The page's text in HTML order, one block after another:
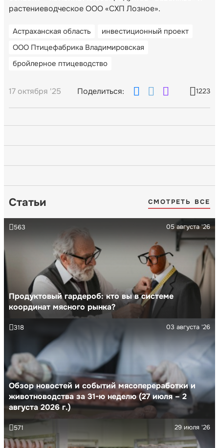
растениеводческое ООО «СХП Лозное».
Астраханская область
инвестиционный проект
ООО Птицефабрика Владимировская
бройлерное птицеводство
17 октября '25 Поделиться: 1223
Статьи СМОТРЕТЬ ВСЕ
Продуктовый гардероб: кто вы в системе
координат мясного рынка?
05 августа '26
563
Обзор новостей и событий мясопереработки и
животноводства за 31-ю неделю (27 июля – 2
августа 2026 г.)
03 августа '26
318
29 июля '26
571